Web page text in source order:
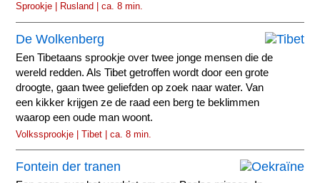
Sprookje | Rusland | ca. 8 min.
De Wolkenberg
Een Tibetaans sprookje over twee jonge mensen die de
wereld redden. Als Tibet getroffen wordt door een grote
droogte, gaan twee geliefden op zoek naar water. Van
een kikker krijgen ze de raad een berg te beklimmen
waarop een oude man woont.
Volkssprookje | Tibet | ca. 8 min.
Fontein der tranen